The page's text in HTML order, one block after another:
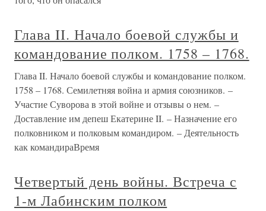
Глава II. Начало боевой службы и
командование полком. 1758 – 1768.
Глава II. Начало боевой службы и командование полком.
1758 – 1768. Семилетняя война и армия союзников. –
Участие Суворова в этой войне и отзывы о нем. –
Доставление им депеш Екатерине II. – Назначение его
полковником и полковым командиром. – Деятельность
как командираВремя
Четвертый день войны. Встреча с
1-м Лабинским полком